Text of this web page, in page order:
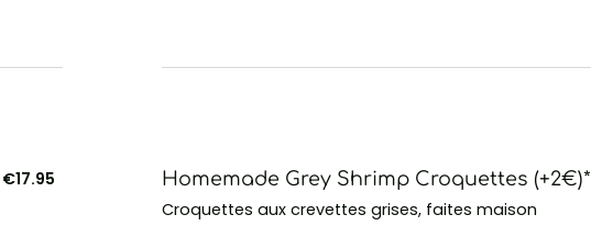
€17.95
Homemade Grey Shrimp Croquettes (+2€)*
Croquettes aux crevettes grises, faites maison